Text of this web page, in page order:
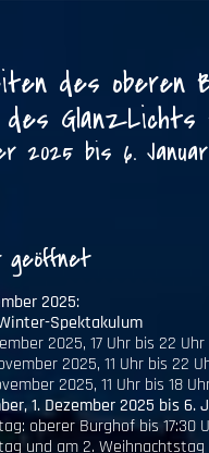
des oberen
des GlanzLichts
2025 bis 6.
geöffnet
2025:
Spektakulum
2025, 17 Uhr bis 22 Uhr
2025, 11 Uhr bis 22
2025, 11 Uhr bis 18
1. Dezember 2025 bis 6.
oberer Burghof bis 17:30
und am 2. Weihnachtstag